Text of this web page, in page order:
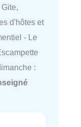
d'hôtes et
- Le
: